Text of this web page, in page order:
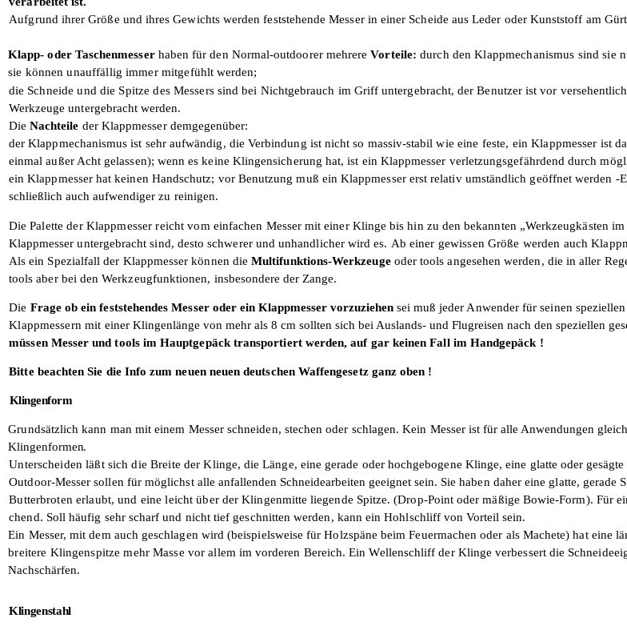
Aufgrund ihrer Größe und ihres Gewichts werden feststehende Messer in einer Scheide aus Leder oder Kunststoff am
Klapp- oder Taschenmesser haben für den Normal-outdoorer mehrereVorteile:durch den Klappmechanismus sind sie
sie können unauffällig immer mitgefühltwerden;
die Schneide und die Spitze des Messers sind bei Nichtgebrauch im Griff unterge­bracht, der Benutzer ist vor
Werkzeuge untergebrachtwerden.
Die Nachteile der Klappmesser demgegen­über:
der Klappmechanismus ist sehr aufwändig, die Verbindung ist nicht so massiv-stabilwie eine feste, ein Klappmesser ist
einmal außer Acht gelassen); wenn es keine Klingensicherung hat, ist ein Klappmesser verletzungsgefährdend durch
ein Klappmesser hat keinen Handschutz; vor Benutzung muß ein Klappmesser erst relativ umständlich geöffnet werden
schließlich auch aufwen­diger zu reinigen.
Die Palette der Klappmesser reicht vom einfachen Messer mit einer Klinge bis hin zu den bekannten „Werkzeugkästen
Klappmesser untergebracht sind, desto schwerer und unhandlicher wird es. Ab einer gewissen Größe werden auch
Als ein Spezialfall der Klappmesser können dieMultifunktions-Werkzeuge oder tools angesehen werden, die in aller
tools aber bei den Werkzeugfunktionen, insbe­sondere der Zange.
Die Frage ob ein feststehendes Messer oder ein Klappmesser vorzuziehen sei muß jeder Anwender für seinen speziellen
Klappmessern mit einerKlingenlänge von mehr als 8 cm sollten sich bei Auslands- und Flugreisen nach den spe­ziellen
müssen Messer und tools im Hauptgepäck transportiert werden, auf gar keinen Fall im Handgepäck !
Bitte beachten Sie die Info zum neuen neuen deutschen Waffengesetz ganz oben !
Klingenform
Grundsätzlich kann man mit einem Messer schneiden, stechen oder schlagen. Kein Messer ist für alle Anwendungen
Klingenformen.
Unterscheiden läßt sich die Breite derKlinge, die Länge, eine gerade oder hochgebogene Klinge, eine glatte oder
Outdoor-Messer sollen für möglichst alle anfallenden Schneidearbeiten geeignet sein. Sie haben daher eine glatte, gerade
Butterbroten erlaubt, und eine leicht über der Klingenmitte liegende Spitze. (Drop-Point oder mäßige Bowie-Form). Für
chend. Soll häufig sehr scharf und nicht tief geschnitten werden, kann ein Hohlschliffvon Vorteil sein.
Ein Messer, mit dem auch geschlagen wird (beispielsweise für Holzspäne beim Feuer­machen oder als Machete) hat eine
breitere Klingenspitze mehr Masse vorallem im vorderen Bereich. Ein Wellenschliff der Klinge verbessert die
Nachschärfen.
Klingenstahl